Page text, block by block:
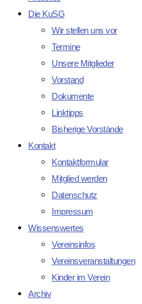
Die KuSG
Wir stellen uns vor
Termine
Unsere Mitglieder
Vorstand
Dokumente
Linktipps
Bisherige Vorstände
Kontakt
Kontaktformular
Mitglied werden
Datenschutz
Impressum
Wissenswertes
Vereinsinfos
Vereinsveranstaltungen
Kinder im Verein
Archiv